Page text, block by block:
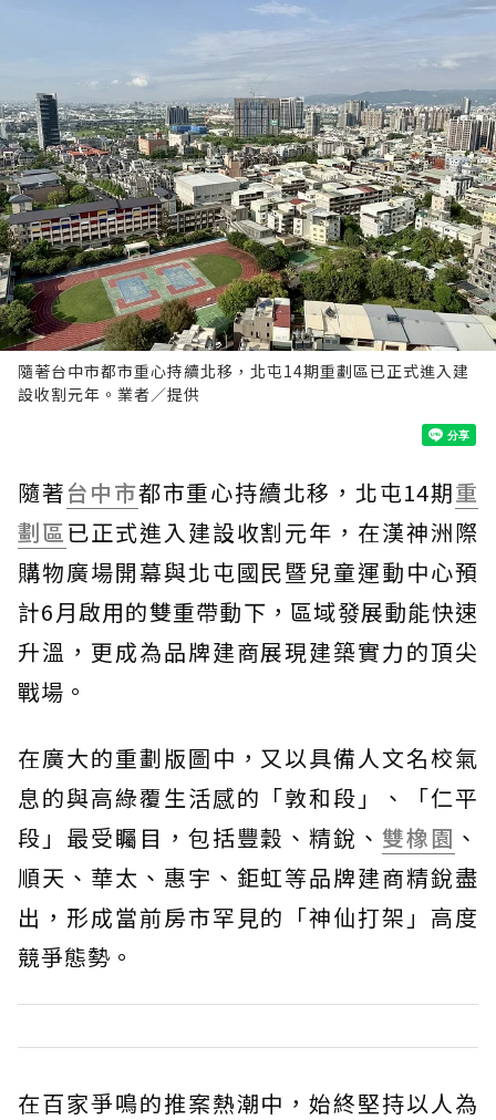
隨著台中市都市重心持續北移，北屯14期重劃區已正式進入建
設收割元年。業者／提供
隨著台中市都市重心持續北移，北屯14期重
劃區已正式進入建設收割元年，在漢神洲際
購物廣場開幕與北屯國民暨兒童運動中心預
計6月啟用的雙重帶動下，區域發展動能快速
升溫，更成為品牌建商展現建築實力的頂尖
戰場。
在廣大的重劃版圖中，又以具備人文名校氣
息的與高綠覆生活感的「敦和段」、「仁平
段」最受矚目，包括豐穀、精銳、雙橡園 、
順天、華太、惠宇、鉅虹等品牌建商精銳盡
出，形成當前房市罕見的「神仙打架」高度
競爭態勢。
在百家爭鳴的推案熱潮中，始終堅持以人為